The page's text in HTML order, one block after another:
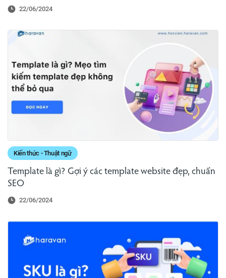
22/06/2024
Kiến thức - Thuật ngữ
Template là gì? Gợi ý các template website đẹp, chuẩn
SEO
22/06/2024